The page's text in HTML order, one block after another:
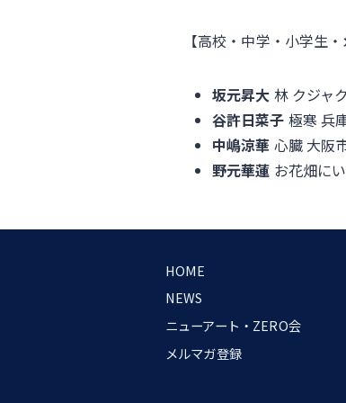
【高校・中学・小学生
坂元昇大 林 クジャ
谷許日菜子 極寒 兵
中嶋涼華 心臓 大阪
野元華蓮 お花畑に
HOME
NEWS
ニューアート・ZERO会
メルマガ登録